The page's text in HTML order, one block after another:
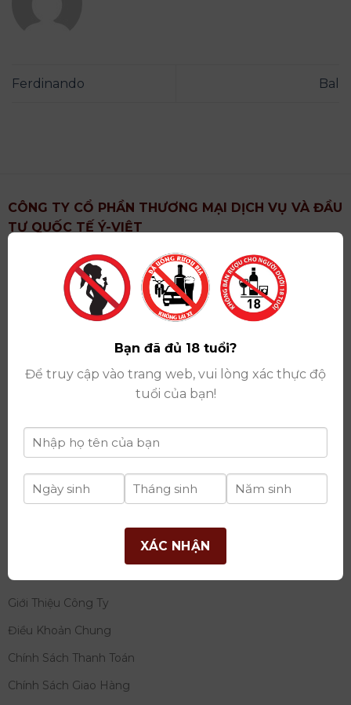
Ferdinando Bal
CÔNG TY CỔ PHẦN THƯƠNG MẠI DỊCH VỤ VÀ ĐẦU
TƯ QUỐC TẾ Ý-VIỆT
: Khu 6, Xã Hoài Đức, Thành Phố Hà Nội
Showroom: Số 09 Phố Liễu Giai, Phường Ngọc Hà,
Thành Phố Hà Nội
Giấy ĐKKD số: 0102751615 do Sở Tài Chính Thành
Phố Hà Nội cấp lần đầu ngày 07/05/2008,đăng ký
thay đổi lần thứ 17 ngày 06/08/2025
Giấy phép Phân Phối Rượu số : 529/GP-BCT do Bộ
Công Thương cấp ngày 14/11/2022
Ngân hàng:Ngân hàng TMCP Đầu tư và phát triển
Việt Nam (BIDV)
tư quốc tế Ý-Việt
Tây Hồ, TP Hà Nội
THÔNG TIN
Giới Thiệu Công Ty
Điều Khoản Chung
Chính Sách Thanh Toán
Chính Sách Giao Hàng
Bạn đã đủ 18 tuổi?
Để truy cập vào trang web, vui lòng xác thực độ
tuổi của bạn!
XÁC NHẬN